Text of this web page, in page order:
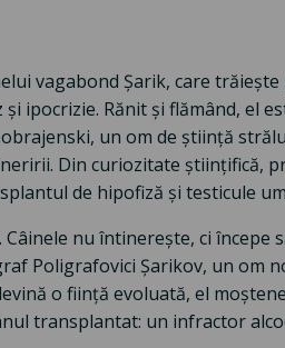
vagabond Șarik, care
ipocrizie. Rănit și flămând, el
un om de știință
Din curiozitate științifică,
de hipofiză și testicule
nu întinerește, ci începe
Poligrafovici Șarikov, un om
o ființă evoluată, el
transplantat: un infractor